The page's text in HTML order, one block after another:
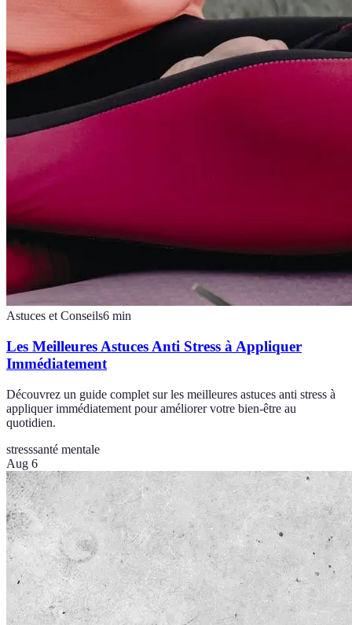
Astuces et Conseils6 min
Les Meilleures Astuces Anti Stress à Appliquer
Immédiatement
Découvrez un guide complet sur les meilleures astuces anti stress à
appliquer immédiatement pour améliorer votre bien-être au
quotidien.
stresssanté mentale
Aug 6